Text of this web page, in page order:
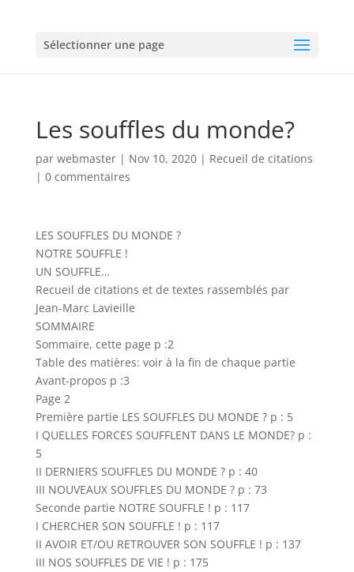
Sélectionner une page
Les souffles du monde?
par webmaster| Nov 10, 2020| Recueil de citations
| 0 commentaires
LES SOUFFLES DU MONDE ?
NOTRE SOUFFLE !
UN SOUFFLE…
Recueil de citations et de textes rassemblés par
Jean-Marc Lavieille
SOMMAIRE
Sommaire, cette page p :2
Table des matières: voir à la fin de chaque partie
Avant-propos p :3
Page 2
Première partie LES SOUFFLES DU MONDE ? p : 5
I QUELLES FORCES SOUFFLENT DANS LE MONDE? p :
5
II DERNIERS SOUFFLES DU MONDE ? p : 40
III NOUVEAUX SOUFFLES DU MONDE ? p : 73
Seconde partie NOTRE SOUFFLE ! p : 117
I CHERCHER SON SOUFFLE ! p : 117
II AVOIR ET/OU RETROUVER SON SOUFFLE ! p : 137
III NOS SOUFFLES DE VIE ! p : 175